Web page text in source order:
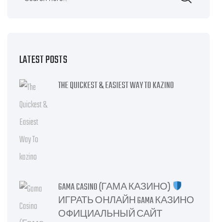
LATEST POSTS
THE QUICKEST & EASIEST WAY TO KAZINO
GAMA CASINO (ГАМА КАЗИНО)
ИГРАТЬ ОНЛАЙН GAMA КАЗИНО
ОФИЦИАЛЬНЫЙ САЙТ